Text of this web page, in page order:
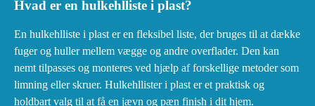
Hvad er en hulkehlliste i plast?
En hulkehlliste i plast er en fleksibel liste, der bruges til at dække
fuger og huller mellem vægge og andre overflader. Den kan
nemt tilpasses og monteres ved hjælp af forskellige metoder som
limning eller skruer. Hulkehllister i plast er et praktisk og
holdbart valg til at få en jævn og pæn finish i dit hjem.